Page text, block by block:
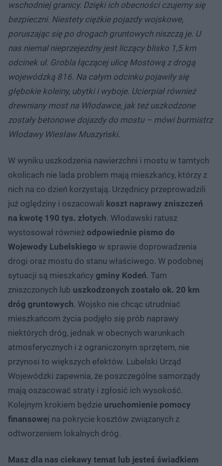
wschodniej granicy. Dzięki ich obecności czujemy się
bezpieczni. Niestety ciężkie pojazdy wojskowe,
poruszając się po drogach gruntowych niszczą je. U
nas niemal nieprzejezdny jest liczący blisko 1,5 km
odcinek ul. Grobla łączącej ulicę Mostową z drogą
wojewódzką 816. Na całym odcinku pojawiły się
głębokie koleiny, ubytki i wyboje. Ucierpiał również
drewniany most na Włodawce, jak też uszkodzone
zostały betonowe dojazdy do mostu – mówi burmistrz
Włodawy Wiesław Muszyński.
W wyniku uszkodzenia nawierzchni i mostu w tamtych
okolicach nie lada problem mają mieszkańcy, którzy z
nich na co dzień korzystają. Urzędnicy przeprowadzili
już oględziny i oszacowali koszt naprawy zniszczeń
na kwotę 190 tys. złotych. Włodawski ratusz
wystosował również odpowiednie pismo do
Wojewody Lubelskiego w sprawie doprowadzenia
drogi oraz mostu do stanu właściwego. W podobnej
sytuacji są mieszkańcy gminy Kodeń. Tam
zniszczonych lub uszkodzonych zostało ok. 20 km
dróg gruntowych. Wojsko nie chcąc utrudniać
mieszkańcom życia podjęło się prób naprawy
niektórych dróg, jednak w obecnych warunkach
atmosferycznych i z ograniczonym sprzętem, nie
przynosi to większych efektów. Lubelski Urząd
Wojewódzki zapewnia, że poszczególne samorządy
mają oszacować straty i zgłosić ich wysokość.
Kolejnym krokiem będzie uruchomienie pomocy
finansowej na pokrycie kosztów związanych z
odtworzeniem lokalnych dróg.
Masz dla nas ciekawy temat lub jesteś świadkiem